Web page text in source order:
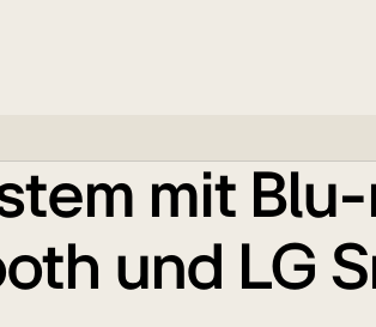
Smart TV
mit
und LG